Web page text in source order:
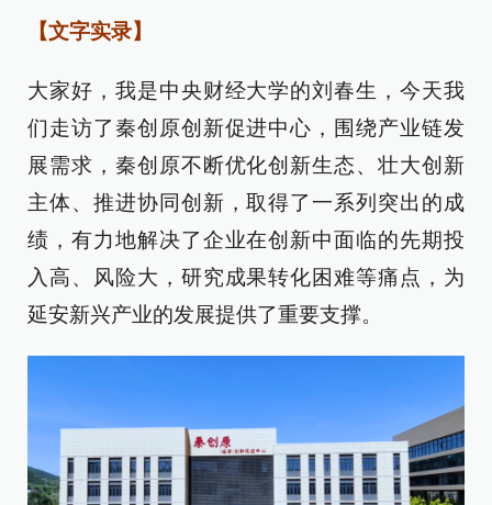
【文字实录】
大家好，我是中央财经大学的刘春生，今天我
们走访了秦创原创新促进中心，围绕产业链发
展需求，秦创原不断优化创新生态、壮大创新
主体、推进协同创新，取得了一系列突出的成
绩，有力地解决了企业在创新中面临的先期投
入高、风险大，研究成果转化困难等痛点，为
延安新兴产业的发展提供了重要支撑。